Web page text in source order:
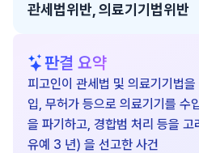
관세법위반, 의료기기법위반
판결 요약
피고인이 관세법 및 의료기기법
입, 무허가 등으로 의료기기를 수
을 파기하고, 경합범 처리 등을
유예 3 년) 을 선고한 사건